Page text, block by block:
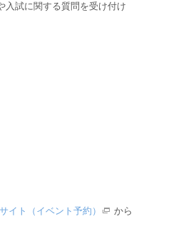
入試に関する質問を受け付け
イト（イベント予約）
から